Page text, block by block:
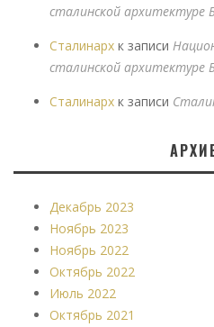
сталинской архитектуре
Сталинарх к записи
сталинской архитектуре
Сталинарх к записи
Декабрь 2023
Ноябрь 2023
Ноябрь 2022
Октябрь 2022
Июль 2022
Октябрь 2021